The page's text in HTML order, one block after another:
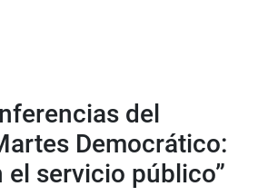
del
Democrático:
el servicio público”